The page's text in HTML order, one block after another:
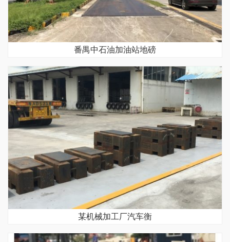
番禺中石油加油站地磅
某机械加工厂汽车衡